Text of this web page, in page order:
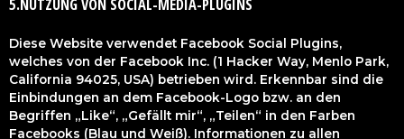
5.NUTZUNG VON SOCIAL-MEDIA-PLUGINS
Diese Website verwendet Facebook Social Plugins,
welches von der Facebook Inc. (1 Hacker Way, Menlo Park,
California 94025, USA) betrieben wird. Erkennbar sind die
Einbindungen an dem Facebook-Logo bzw. an den
Begriffen „Like“, „Gefällt mir“, „Teilen“ in den Farben
Facebooks (Blau und Weiß). Informationen zu allen